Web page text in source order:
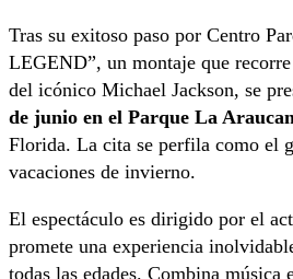
Tras su exitoso paso por Centro
LEGEND”, un montaje que
del icónico Michael Jackson, se
de junio en el Parque La
Florida. La cita se perfila como el
vacaciones de invierno.
El espectáculo es dirigido por el
promete una experiencia
todas las edades. Combina música